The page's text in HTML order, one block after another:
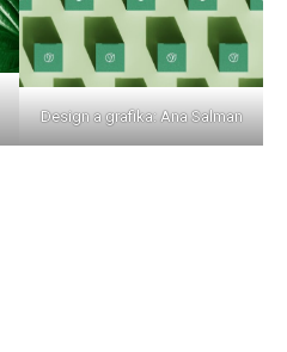
Design a grafika: Ana Salman